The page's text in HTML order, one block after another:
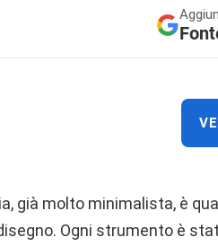
già molto minimalista, è
Ogni strumento è